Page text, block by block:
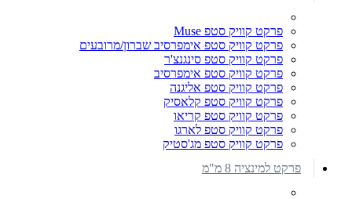
פרקט קוויק סטפ Muse
פרקט קוויק סטפ אימפרסיב שברון/מרובעים
פרקט קוויק סטפ סינגנצ'ר
פרקט קוויק סטפ אימפרסיב
פרקט קוויק סטפ אליגנה
פרקט קוויק סטפ קלאסיק
פרקט קוויק סטפ קריאו
פרקט קוויק סטפ לארגו
פרקט קוויק סטפ מג'סטיק
פרקט למינציה 8 מ"מ